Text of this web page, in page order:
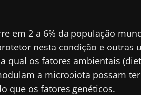
em 2 a 6% da população
nesta condição e outras
qual os fatores ambientais
a microbiota possam
que os fatores genéticos.